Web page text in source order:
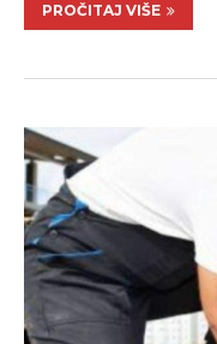
PROČITAJ VIŠE